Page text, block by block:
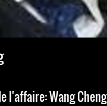
l'affaire: Wang Cheng